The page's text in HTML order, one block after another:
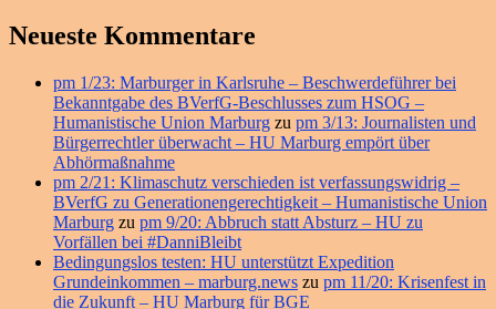
Neueste Kommentare
pm 1/23: Marburger in Karlsruhe – Beschwerdeführer bei
Bekanntgabe des BVerfG-Beschlusses zum HSOG –
Humanistische Union Marburg zu pm 3/13: Journalisten und
Bürgerrechtler überwacht – HU Marburg empört über
Abhörmaßnahme
pm 2/21: Klimaschutz verschieden ist verfassungswidrig –
BVerfG zu Generationengerechtigkeit – Humanistische Union
Marburg zu pm 9/20: Abbruch statt Absturz – HU zu
Vorfällen bei #DanniBleibt
Bedingungslos testen: HU unterstützt Expedition
Grundeinkommen – marburg.news zu pm 11/20: Krisenfest in
die Zukunft – HU Marburg für BGE